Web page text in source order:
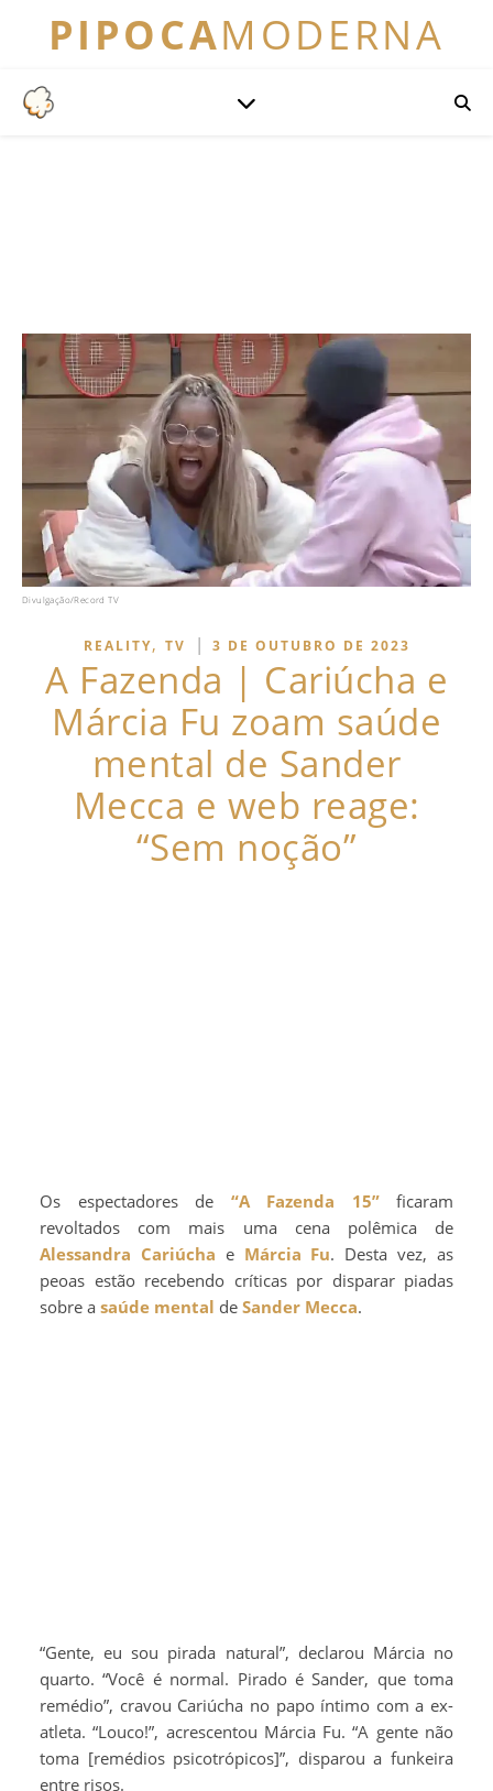
PIPOCAMODERNA
Divulgação/Record TV
REALITY, TV | 3 DE OUTUBRO DE 2023
A Fazenda | Cariúcha e
Márcia Fu zoam saúde
mental de Sander
Mecca e web reage:
“Sem noção”
Os espectadores de “A Fazenda 15”ficaram
revoltados com mais uma cena polêmica de
Alessandra Cariúcha e Márcia Fu. Desta vez, as
peoas estão recebendo críticas por disparar piadas
sobre a saúde mental de Sander Mecca.
“Gente, eu sou pirada natural”, declarou Márcia no
quarto. “Você é normal. Pirado é Sander, que toma
remédio”, cravou Cariúcha no papo íntimo com a ex-
atleta. “Louco!”, acrescentou Márcia Fu. “A gente não
toma [remédios psicotrópicos]”, disparou a funkeira
entre risos.